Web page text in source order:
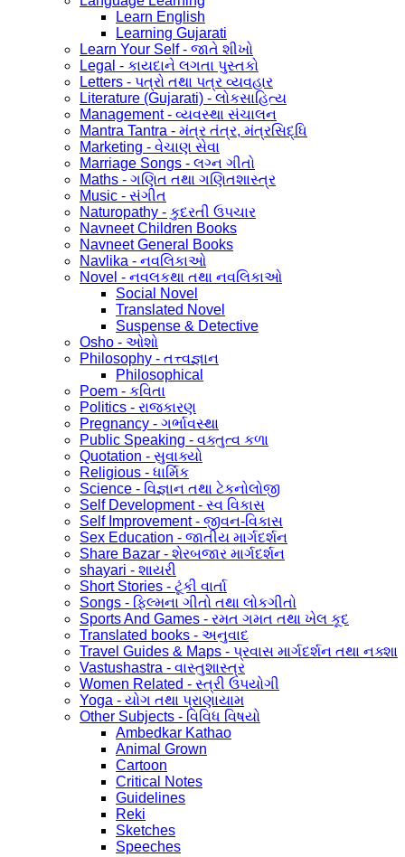
Learn English
Learning Gujarati
Learn Your Self - જાતે શીખો
Legal - કાયદાને લગતા પુસ્તકો
Letters - પત્રો તથા પત્ર વ્યવહાર
Literature (Gujarati) - લોકસાહિત્ય
Management - વ્યવસ્થા સંચાલન
Mantra Tantra - મંત્ર તંત્ર, મંત્રસિદ્ધિ
Marketing - વેચાણ સેવા
Marriage Songs - લગ્ન ગીતો
Maths - ગણિત તથા ગણિતશાસ્ત્ર
Music - સંગીત
Naturopathy - કુદરતી ઉપચાર
Navneet Children Books
Navneet General Books
Navlika - નવલિકાઓ
Novel - નવલકથા તથા નવલિકાઓ
Social Novel
Translated Novel
Suspense & Detective
Osho - ઓશો
Philosophy - તત્ત્વજ્ઞાન
Philosophical
Poem - કવિતા
Politics - રાજકારણ
Pregnancy - ગર્ભાવસ્થા
Public Speaking - વક્તુત્વ કળા
Quotation - સુવાક્યો
Religious - ધાર્મિક
Science - વિજ્ઞાન તથા ટેકનોલોજી
Self Development - સ્વ વિકાસ
Self Improvement - જીવન-વિકાસ
Sex Education - જાતીય માર્ગદર્શન
Share Bazar - શેરબજાર માર્ગદર્શન
shayari - શાયરી
Short Stories - ટૂંકી વાર્તા
Songs - ફિલ્મના ગીતો તથા લોકગીતો
Sports And Games - રમત ગમત તથા ખેલ કૂદ
Translated books - અનુવાદ
Travel Guides & Maps - પ્રવાસ માર્ગદર્શન તથા નક્શા
Vastushastra - વાસ્તુશાસ્ત્ર
Women Related - સ્ત્રી ઉપયોગી
Yoga - યોગ તથા પ્રાણાયામ
Other Subjects - વિવિધ વિષયો
Ambedkar Kathao
Animal Grown
Cartoon
Critical Notes
Guidelines
Reki
Sketches
Speeches